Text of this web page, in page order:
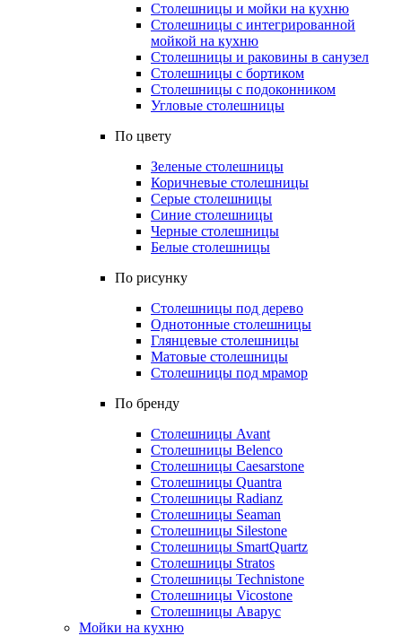
Столешницы и мойки на кухню
Столешницы с интегрированной
мойкой на кухню
Столешницы и раковины в санузел
Столешницы с бортиком
Столешницы с подоконником
Угловые столешницы
По цвету
Зеленые столешницы
Коричневые столешницы
Серые столешницы
Синие столешницы
Черные столешницы
Белые столешницы
По рисунку
Столешницы под дерево
Однотонные столешницы
Глянцевые столешницы
Матовые столешницы
Столешницы под мрамор
По бренду
Столешницы Avant
Столешницы Belenco
Столешницы Caesarstone
Столешницы Quantra
Столешницы Radianz
Столешницы Seaman
Столешницы Silestone
Столешницы SmartQuartz
Столешницы Stratos
Столешницы Technistone
Столешницы Vicostone
Столешницы Аварус
Мойки на кухню